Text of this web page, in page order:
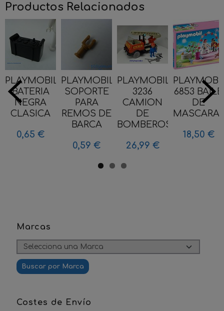
Marcas
Costes de Envío
Productos Relacionados
PLAYMOBIL
BATERIA
NEGRA
CLASICA
0,65 €
PLAYMOBIL
SOPORTE
PARA
REMOS DE
BARCA
0,59 €
PLAYMOBIL
3236
CAMION
DE
BOMBEROS...
26,99 €
6853 BAILE
DE
18,50 €